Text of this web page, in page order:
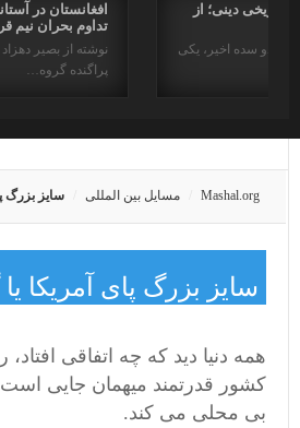
افغانستان در
تداوم بحران نیم
نوشته از بصیر
پراگنده گروه…
دینی؛ از
در دو سده اخیر، یکی
Mashal.org مسایل بین المللی سایز بزرگ
سایز بزرگ پای آمریکا
همه دنیا دید که چه اتفاقی
کشور قدرتمند میهمان جایی است
بی محلی می کند.